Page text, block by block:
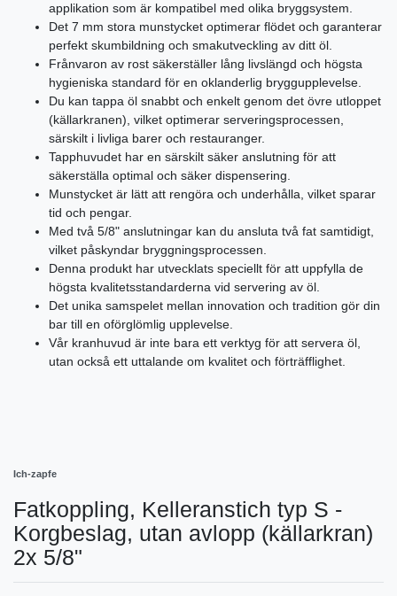
applikation som är kompatibel med olika bryggsystem.
Det 7 mm stora munstycket optimerar flödet och garanterar
perfekt skumbildning och smakutveckling av ditt öl.
Frånvaron av rost säkerställer lång livslängd och högsta
hygieniska standard för en oklanderlig bryggupplevelse.
Du kan tappa öl snabbt och enkelt genom det övre utloppet
(källarkranen), vilket optimerar serveringsprocessen,
särskilt i livliga barer och restauranger.
Tapphuvudet har en särskilt säker anslutning för att
säkerställa optimal och säker dispensering.
Munstycket är lätt att rengöra och underhålla, vilket sparar
tid och pengar.
Med två 5/8" anslutningar kan du ansluta två fat samtidigt,
vilket påskyndar bryggningsprocessen.
Denna produkt har utvecklats speciellt för att uppfylla de
högsta kvalitetsstandarderna vid servering av öl.
Det unika samspelet mellan innovation och tradition gör din
bar till en oförglömlig upplevelse.
Vår kranhuvud är inte bara ett verktyg för att servera öl,
utan också ett uttalande om kvalitet och förträfflighet.
Ich-zapfe
Fatkoppling, Kelleranstich typ S -
Korgbeslag, utan avlopp (källarkran)
2x 5/8"